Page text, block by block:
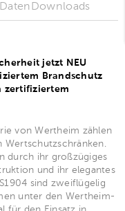
Downloads
jetzt NEU
Brandschutz
zertifiziertem
von Wertheim zählen
durch ihr großzügiges
und ihr elegantes
sind zweiflügelig
unter den Wertheim-